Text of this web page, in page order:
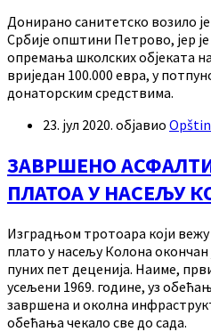
Донирано санитетско возило
Србије општини Петрово, јер
опремања школских објеката
вриједан 100.000 евра, у
донаторским средствима.
23. јул 2020. објавио
ЗАВРШЕНО
ПЛАТОА У НАСЕЉУ
Изградњом тротоара који
плато у насељу Колона окончан
пуних пет деценија. Наиме,
усељени 1969. године, уз
завршена и околна
обећања чекало све до сада.